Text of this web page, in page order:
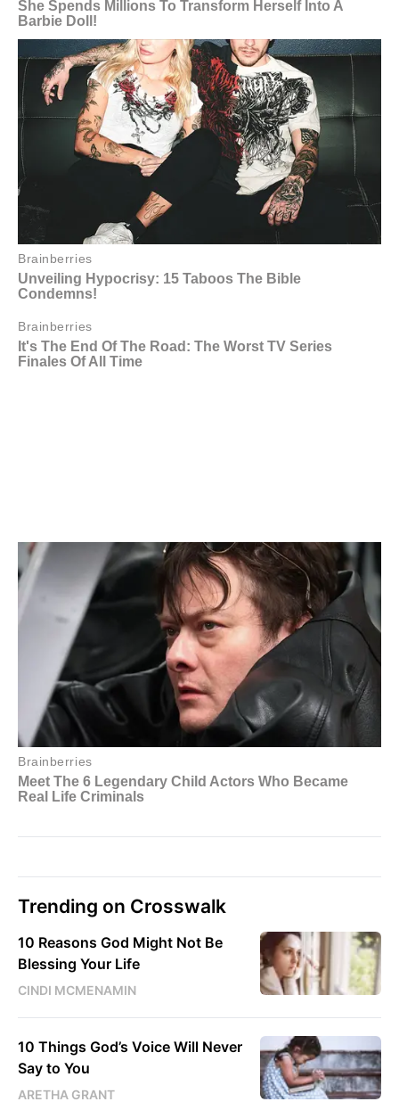
Trending on Crosswalk
10 Reasons God Might Not Be
Blessing Your Life
CINDI MCMENAMIN
10 Things God’s Voice Will Never
Say to You
ARETHA GRANT